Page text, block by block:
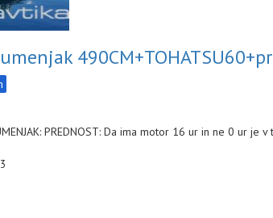
PREDNOST: Da ima motor 16 ur in ne 0 ur